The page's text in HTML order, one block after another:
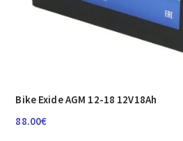
Bike Exide AGM 12-18 12V18Ah
88.00€